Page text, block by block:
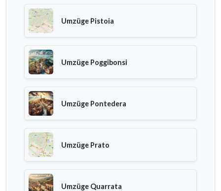
Umzüge Pistoia
Umzüge Poggibonsi
Umzüge Pontedera
Umzüge Prato
Umzüge Quarrata